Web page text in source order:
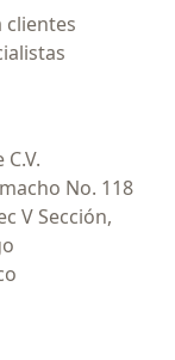
clientes
de inicio
No. 118
V Sección,